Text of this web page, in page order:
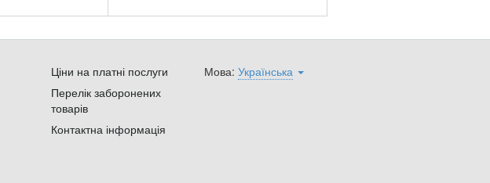
Ціни на платні послуги
Перелік заборонених
товарів
Контактна інформація
Мова: Українська